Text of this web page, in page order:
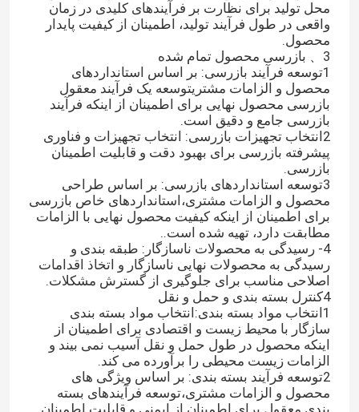
محل تولید برای نظارت بر فرآیندهای کلیدی در زمان
واقعی در طول فرآیند تولید، اطمینان از کیفیت پایدار
محصول.
3、 بازرسی محصول تمام شده
1توسعه فرآیند بازرسی: بر اساس استانداردهای
محصول و الزامات مشتریتوسعه یک فرآیند معقول
بازرسی محصول نهایی برای اطمینان از اینکه فرآیند
بازرسی جامع و دقیق است.
2انتخاب تجهیزات بازرسی: انتخاب تجهیزات و فناوری
پیشرفته بازرسی برای بهبود دقت و قابلیت اطمینان
بازرسی.
3توسعه استانداردهای بازرسی: بر اساس طراحی
محصول و الزامات مشتری،استانداردهای خاص بازرسی
برای اطمینان از اینکه کیفیت محصول نهایی با الزامات
مطابقت دارد، تهیه شده است..
4- رسیدگی به محصولات ناسازگار: طبقه بندی و
رسیدگی به محصولات نهایی ناسازگار و اتخاذ اقدامات
اصلاحی مناسب برای جلوگیری از گسترش مشکلات.
4کنترل بسته بندی و حمل و نقل
1انتخاب مواد بسته بندی:انتخاب مواد بسته بندی
سازگار با محیط زیست و اقتصادی برای اطمینان از
اینکه محصول در طول حمل و نقل آسیب نمی بیند و
الزامات زیست محیطی را برآورده می کند.
2توسعه فرآیند بسته بندی: بر اساس ویژگی های
محصول و الزامات مشتری،توسعه فرآیندهای بسته